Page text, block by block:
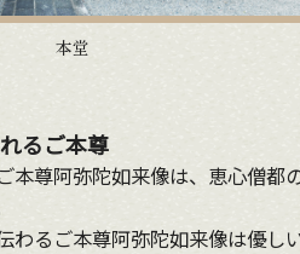
本堂
るご本尊
本尊阿弥陀如来像は、恵心僧
るご本尊阿弥陀如来像は優し